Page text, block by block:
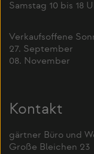
Samstag 10 bis 18
Verkaufsoffene
27. September
08. November
Kontakt
gärtner Büro und
Große Bleichen 23